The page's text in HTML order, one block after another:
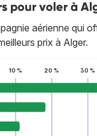
pour voler à
aérienne qui
prix à Alger.
10 % 20 % 30 %